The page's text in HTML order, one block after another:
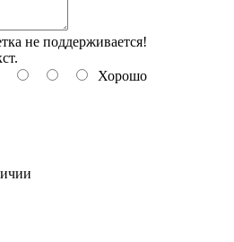
не поддерживается!
Хорошо